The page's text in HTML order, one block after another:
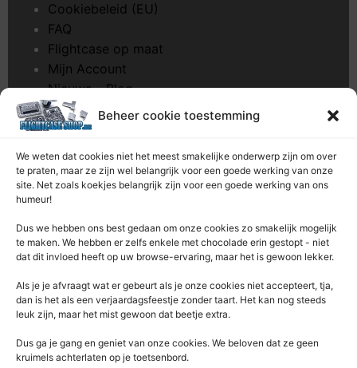
Beheer cookie toestemming
We weten dat cookies niet het meest smakelijke onderwerp zijn om over
te praten, maar ze zijn wel belangrijk voor een goede werking van onze
site. Net zoals koekjes belangrijk zijn voor een goede werking van ons
humeur!
Dus we hebben ons best gedaan om onze cookies zo smakelijk mogelijk
te maken. We hebben er zelfs enkele met chocolade erin gestopt - niet
dat dit invloed heeft op uw browse-ervaring, maar het is gewoon lekker.
Als je je afvraagt ​​wat er gebeurt als je onze cookies niet accepteert, tja,
dan is het als een verjaardagsfeestje zonder taart. Het kan nog steeds
leuk zijn, maar het mist gewoon dat beetje extra.
Dus ga je gang en geniet van onze cookies. We beloven dat ze geen
kruimels achterlaten op je toetsenbord.
Cookiebeleid (EU)
FAQ
Flightcase op maat
Mijn Account
Nieuws – Blog
Onderhoud pagina
Over ons
Privacybeleid
Retourrecht
Winkelwagen
Contacteer Ons
Rentek BV – Protekt
Nieuwpoortlaan 21 / 1
3600 Genk
Limburg – België